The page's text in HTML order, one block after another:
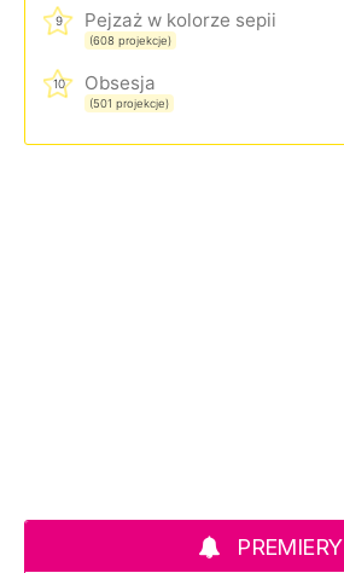
9 Pejzaż w kolorze sepii
(608 projekcje)
10 Obsesja
(501 projekcje)
PREMIERY